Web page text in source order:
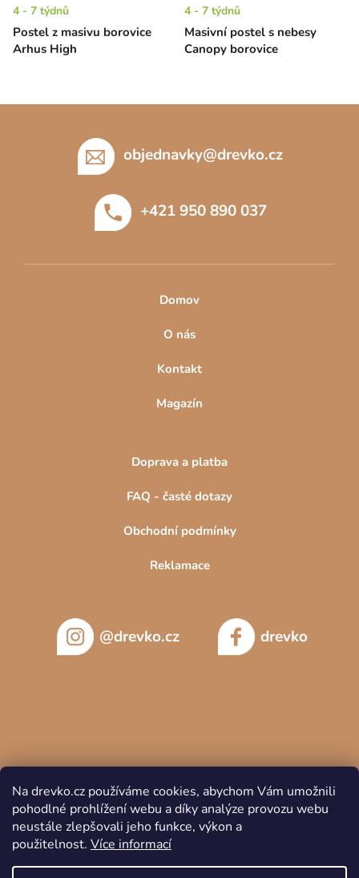
Na drevko.cz používáme cookies, abychom Vám umožnili
pohodlné prohlížení webu a díky analýze provozu webu
neustále zlepšovali jeho funkce, výkon a
použitelnost. Více informací
Postel z masivu borovice
Arhus High
4 - 7 týdnů
Masivní postel s nebesy
Canopy borovice
4 - 7 týdnů
objednavky@drevko.cz
+421 950 890 037
Domov
O nás
Kontakt
Magazín
Doprava a platba
FAQ - časté dotazy
Obchodní podmínky
Reklamace
@drevko.cz drevko